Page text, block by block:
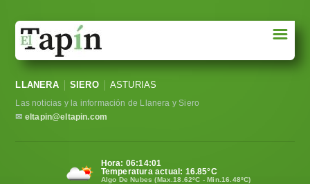
Sociedad
Política
☰
LLANERA SIERO ASTURIAS
Las noticias y la información de Llanera y Siero
✉ eltapin@eltapin.com
Hora: 06:14:02
Temperatura actual: 16.85°C
Algo De Nubes (Max.18.62ºC - Min.16.48ºC)